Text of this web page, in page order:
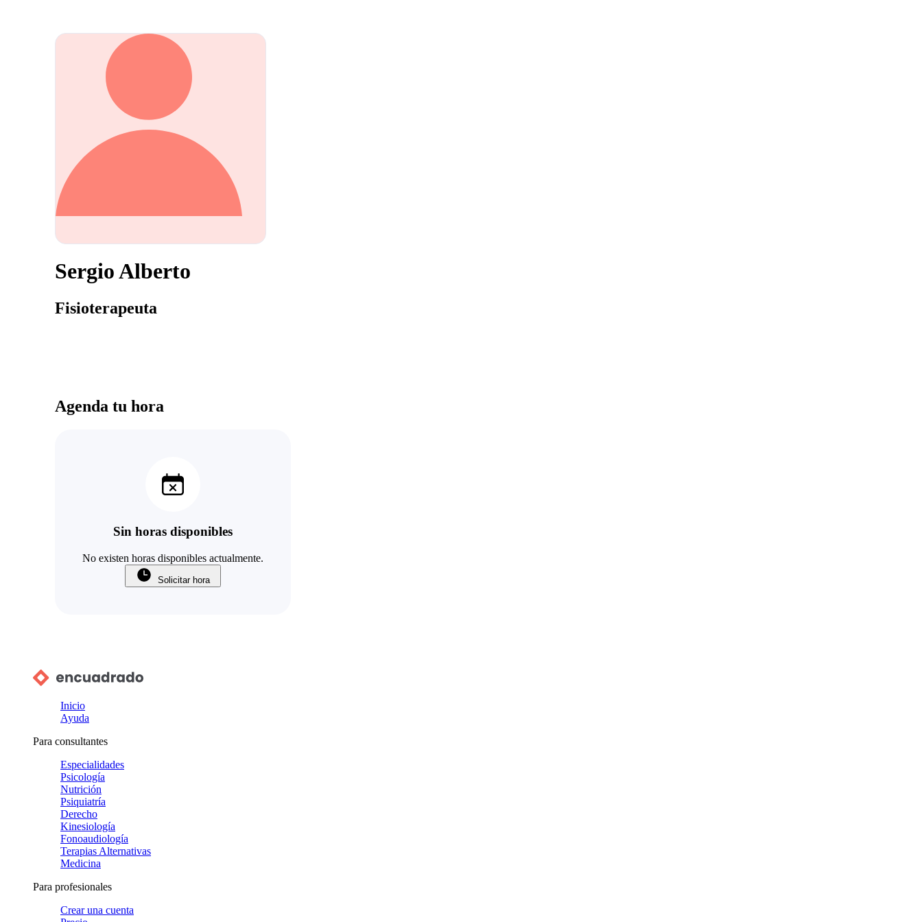
Sergio Alberto
Fisioterapeuta
Agenda tu hora
Sin horas disponibles
No existen horas disponibles actualmente.
Solicitar hora
Inicio
Ayuda
Para consultantes
Especialidades
Psicología
Nutrición
Psiquiatría
Derecho
Kinesiología
Fonoaudiología
Terapias Alternativas
Medicina
Para profesionales
Crear una cuenta